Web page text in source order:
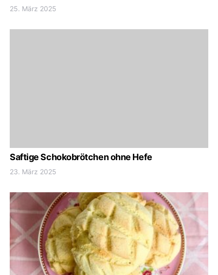
25. März 2025
Saftige Schokobrötchen ohne Hefe
23. März 2025